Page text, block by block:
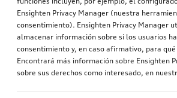
Ensighten Privacy Manager (nuestra
consentimiento). Ensighten Privacy Manager
almacenar información sobre si los usuarios
consentimiento y, en caso afirmativo, para
Encontrará más información sobre Ensighten
sobre sus derechos como interesado, en